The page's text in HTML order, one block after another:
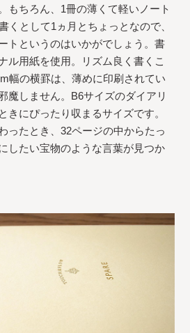
もちろん、1冊の薄くて軽いノート
くとして1ヵ月とちょっとなので、
トというのはいかがでしょう。書
ル用紙を使用。リズム良く書くこ
幅の横罫は、薄めに印刷されてい
魔しません。B6サイズのダイアリ
きにぴったり収まるサイズです。
ったとき、32ページの中からたっ
したい宝物のような言葉が見つか